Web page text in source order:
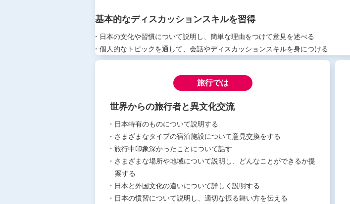
基本的なディスカッションスキルを習得
・日本の文化や習慣について説明し、簡単な理由をつけて意見を述べる
・個人的なトピックを通して、会話やディスカッションスキルを身につける
旅行では
世界からの旅行者と異文化交流
・日本特有のものについて説明する
・さまざまなタイプの宿泊施設について意見交換をする
・旅行中印象深かったことについて話す
・さまざまな場所や地域について説明し、どんなことができるか提
案する
・日本と外国文化の違いについて詳しく説明する
・日本の慣習について説明し、適切な振る舞い方を伝える